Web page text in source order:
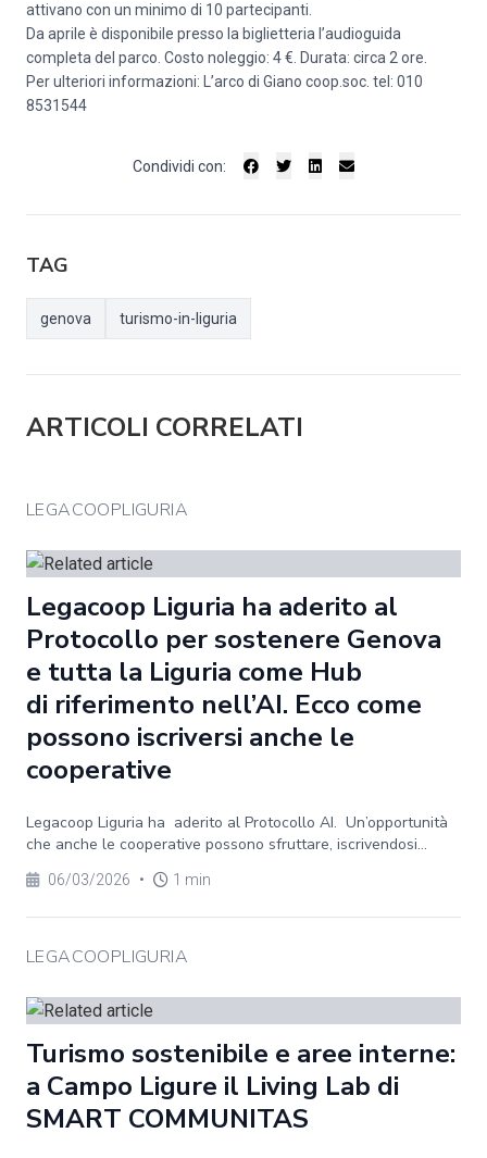
attivano con un minimo di 10 partecipanti.
Da aprile è disponibile presso la biglietteria l’audioguida
completa del parco. Costo noleggio: 4 €. Durata: circa 2 ore.
Per ulteriori informazioni: L’arco di Giano coop.soc. tel: 010
8531544
Condividi con:
TAG
genova turismo-in-liguria
ARTICOLI CORRELATI
LEGACOOPLIGURIA
Legacoop Liguria ha aderito al
Protocollo per sostenere Genova
e tutta la Liguria come Hub
di riferimento nell’AI. Ecco come
possono iscriversi anche le
cooperative
Legacoop Liguria ha aderito al Protocollo AI. Un’opportunità
che anche le cooperative possono sfruttare, iscrivendosi...
06/03/2026 • 1 min
LEGACOOPLIGURIA
Turismo sostenibile e aree interne:
a Campo Ligure il Living Lab di
SMART COMMUNITAS